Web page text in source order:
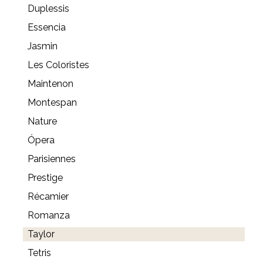
Duplessis
Essencia
Jasmin
Les Coloristes
Maintenon
Montespan
Nature
Ópera
Parisiennes
Prestige
Récamier
Romanza
Taylor
Tetris